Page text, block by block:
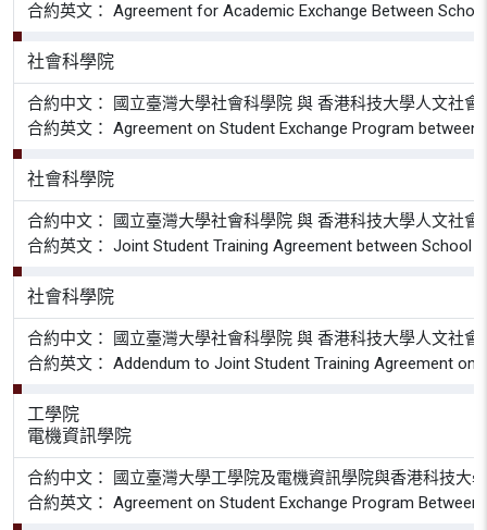
合約英文： Agreement for Academic Exchange Between
社會科學院
合約中文： 國立臺灣大學社會科學院 與 香港科技大學人文社
合約英文： Agreement on Student Exchange Program
社會科學院
合約中文： 國立臺灣大學社會科學院 與 香港科技大學人文社
合約英文： Joint Student Training Agreement between School
社會科學院
合約中文： 國立臺灣大學社會科學院 與 香港科技大學人文社
合約英文： Addendum to Joint Student Training Agreement on
工學院
電機資訊學院
合約中文： 國立臺灣大學工學院及電機資訊學院與香港科技大
合約英文： Agreement on Student Exchange Program